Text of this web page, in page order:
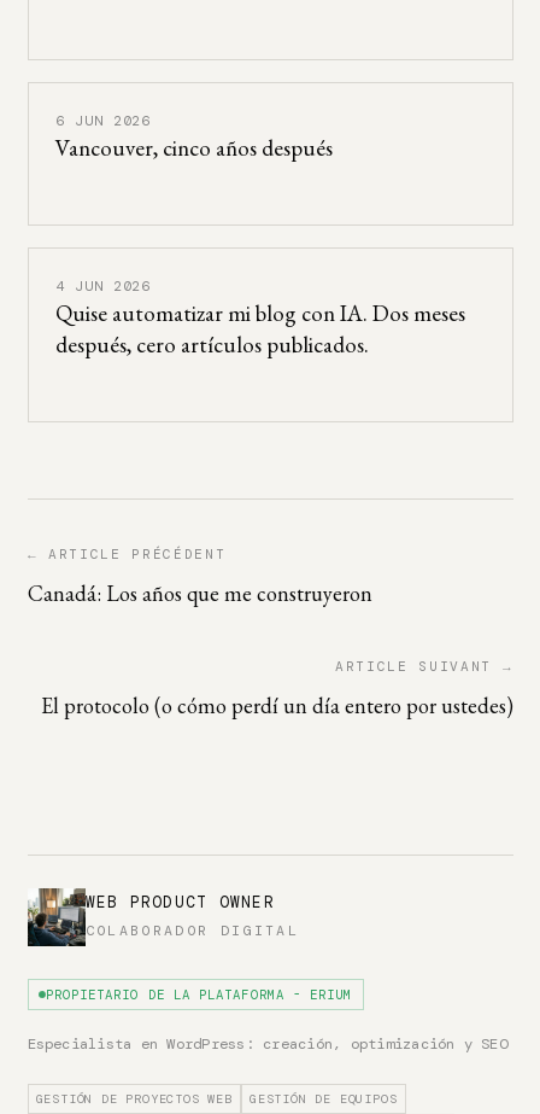
6 JUN 2026
Vancouver, cinco años después
4 JUN 2026
Quise automatizar mi blog con IA. Dos meses
después, cero artículos publicados.
← ARTICLE PRÉCÉDENT
Canadá: Los años que me construyeron
ARTICLE SUIVANT →
El protocolo (o cómo perdí un día entero por ustedes)
WEB PRODUCT OWNER
COLABORADOR DIGITAL
PROPIETARIO DE LA PLATAFORMA - ERIUM
Especialista en WordPress: creación, optimización y SEO
GESTIÓN DE PROYECTOS WEB
GESTIÓN DE EQUIPOS